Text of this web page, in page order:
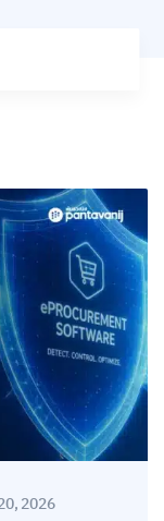
2026